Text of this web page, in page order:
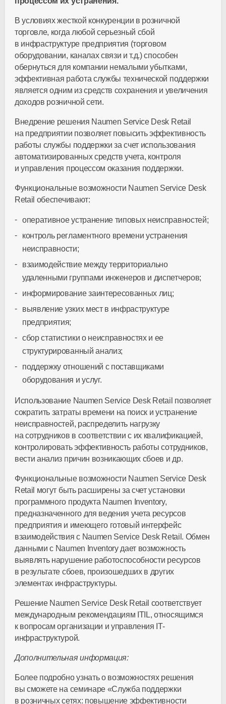
В условиях жесткой конкуренции в розничной
торговле, когда любой серьезный сбой
в инфраструктуре предприятия (торговом
оборудовании, каналах связи и т.д.) способен
обернуться для компании немалыми убытками,
эффективная работа службы технической поддержки
является одним из средств сохранения и увеличения
доходов розничной сети.
Внедрение решения Naumen Service Desk Retail
на предприятии позволяет повысить эффективность
работы службы поддержки за счет использования
автоматизированных средств учета, контроля
и управления процессом оказания поддержки.
Функциональные возможности Naumen Service Desk
Retail обеспечивают:
оперативное устранение типовых неисправностей;
контроль регламентного времени устранения
неисправности;
взаимодействие между территориально
удаленными группами инженеров и диспетчеров;
информирование заинтересованных лиц;
выявление узких мест в инфраструктуре
предприятия;
сбор статистики о неисправностях и ее
структурированный анализ;
поддержку отношений с поставщиками
оборудования и услуг.
Использование Naumen Service Desk Retail позволяет
сократить затраты времени на поиск и устранение
неисправностей, распределить нагрузку
на сотрудников в соответствии с их квалификацией,
контролировать эффективность работы сотрудников,
вести анализ причин возникающих сбоев и др.
Функциональные возможности Naumen Service Desk
Retail могут быть расширены за счет установки
программного продукта Naumen Inventory,
предназначенного для ведения учета ресурсов
предприятия и имеющего готовый интерфейс
взаимодействия с Naumen Service Desk Retail. Обмен
данными с Naumen Inventory дает возможность
выявлять нарушение работоспособности ресурсов
в результате сбоев, произошедших в других
элементах инфраструктуры.
Решение Naumen Service Desk Retail соответствует
международным рекомендациям ITIL, относящимся
к вопросам организации и управления IT-
инфраструктурой.
Дополнительная информация:
Более подробно узнать о возможностях решения
вы сможете на семинаре «Служба поддержки
в розничных сетях: повышение эффективности